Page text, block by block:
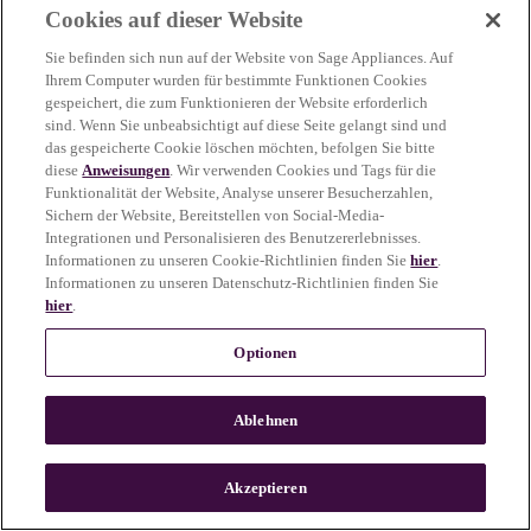
more information)
n
Cookies auf dieser Website
Sie befinden sich nun auf der Website von Sage Appliances. Auf
Ihrem Computer wurden für bestimmte Funktionen Cookies
gespeichert, die zum Funktionieren der Website erforderlich
sind. Wenn Sie unbeabsichtigt auf diese Seite gelangt sind und
das gespeicherte Cookie löschen möchten, befolgen Sie bitte
dieseAnweisungen. Wir verwenden Cookies und Tags für die
Funktionalität der Website, Analyse unserer Besucherzahlen,
Sichern der Website, Bereitstellen von Social-Media-
Integrationen und Personalisieren des Benutzererlebnisses.
Informationen zu unseren Cookie-Richtlinien finden Siehier.
Informationen zu unseren Datenschutz-Richtlinien finden Sie
hier.
Optionen
Ablehnen
Akzeptieren